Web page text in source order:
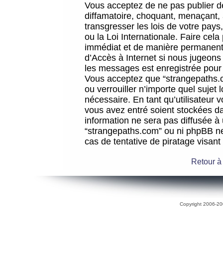
Vous acceptez de ne pas publier
diffamatoire, choquant,
transgresser les lois de votre
ou la Loi Internationale. Faire
immédiat et de manière
d’Accès à Internet si nous
les messages est enregistrée
Vous acceptez que
ou verrouiller n’importe quel sujet
nécessaire. En tant qu’utilisateur
vous avez entré soient stockées
information ne sera pas diffusée
“strangepaths.com” ou ni phpBB
cas de tentative de piratage
Retour
Copyright 2006-